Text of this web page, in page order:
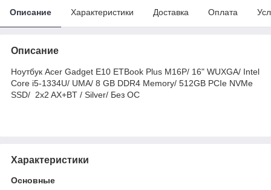
Описание Характеристики Доставка Оплата
Описание
Ноутбук Acer Gadget E10 ETBook Plus M16P/ 16" WUXGA/ Intel
Core i5-1334U/ UMA/ 8 GB DDR4 Memory/ 512GB PCIe NVMe
SSD/ 2x2 AX+BT / Silver/ Без ОС
Характеристики
Основные